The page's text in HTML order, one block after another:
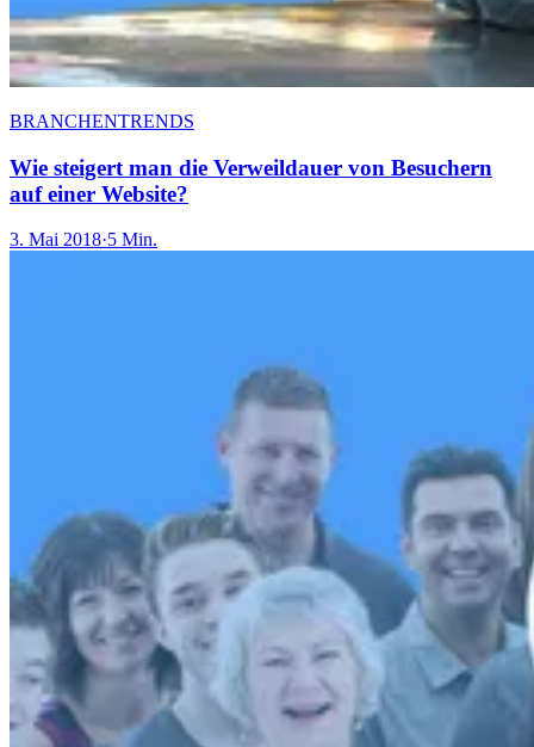
BRANCHENTRENDS
Wie steigert man die Verweildauer von Besuchern
auf einer Website?
3. Mai 2018·5 Min.